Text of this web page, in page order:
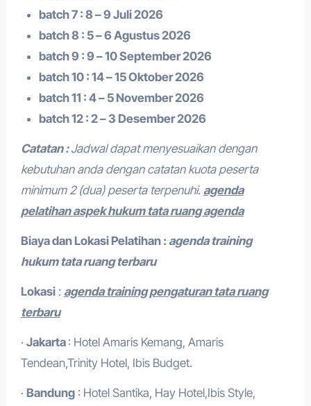
batch 7 : 8 – 9 Juli 2026
batch 8 : 5 – 6 Agustus 2026
batch 9 : 9 – 10 September 2026
batch 10 : 14 – 15 Oktober 2026
batch 11 : 4 – 5 November 2026
batch 12 : 2 – 3 Desember 2026
Catatan :Jadwal dapat menyesuaikan dengan
kebutuhan anda dengan catatan kuota peserta
minimum 2 (dua) peserta terpenuhi. agenda
pelatihan aspek hukum tata ruang agenda
Biaya dan Lokasi Pelatihan : agenda training
hukum tata ruang terbaru
Lokasi: agenda training pengaturan tata ruang
terbaru
· Jakarta : Hotel Amaris Kemang, Amaris
Tendean,Trinity Hotel, Ibis Budget.
· Bandung: Hotel Santika, Hay Hotel,Ibis Style,